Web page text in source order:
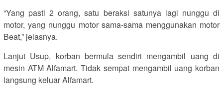
“Yang pasti 2 orang, satu beraksi satunya lagi nunggu di
motor, yang nunggu motor sama-sama menggunakan motor
Beat,” jelasnya.
Lanjut Usup, korban bermula sendiri mengambil uang di
mesin ATM Alfamart. Tidak sempat mengambil uang korban
langsung keluar Alfamart.